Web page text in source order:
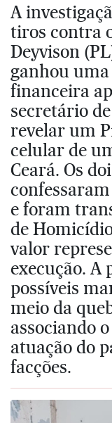
A
tiros contra
Deyvison
ganhou
financeira
secretário
revelar um
celular de
Ceará. Os
e foram
de
valor
execução.
possíveis
meio da
associando
atuação do
facções.